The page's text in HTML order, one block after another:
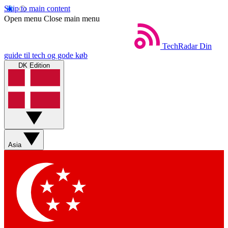
Skip to main content
Open menu Close main menu
TechRadar Din
guide til tech og gode køb
DK Edition
Asia